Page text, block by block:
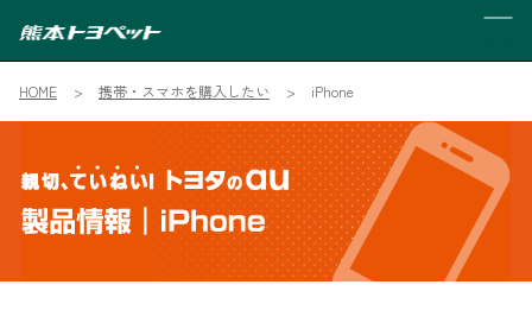
HOME 携帯・スマホを購入したい iPhone